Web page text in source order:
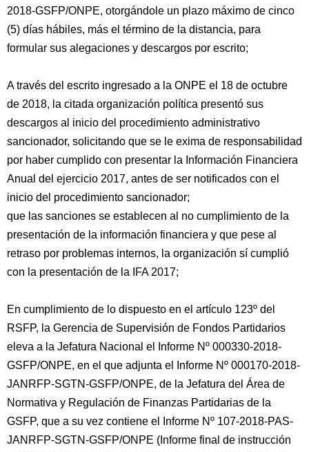
2018-GSFP/ONPE, otorgándole un plazo máximo de cinco
(5) días hábiles, más el término de la distancia, para
formular sus alegaciones y descargos por escrito;
A través del escrito ingresado a la ONPE el 18 de octubre
de 2018, la citada organización política presentó sus
descargos al inicio del procedimiento administrativo
sancionador, solicitando que se le exima de responsabilidad
por haber cumplido con presentar la Información Financiera
Anual del ejercicio 2017, antes de ser notificados con el
inicio del procedimiento sancionador;
que las sanciones se establecen al no cumplimiento de la
presentación de la información financiera y que pese al
retraso por problemas internos, la organización sí cumplió
con la presentación de la IFA 2017;
En cumplimiento de lo dispuesto en el artículo 123º del
RSFP, la Gerencia de Supervisión de Fondos Partidarios
eleva a la Jefatura Nacional el Informe Nº 000330-2018-
GSFP/ONPE, en el que adjunta el Informe Nº 000170-2018-
JANRFP-SGTN-GSFP/ONPE, de la Jefatura del Área de
Normativa y Regulación de Finanzas Partidarias de la
GSFP, que a su vez contiene el Informe Nº 107-2018-PAS-
JANRFP-SGTN-GSFP/ONPE (Informe final de instrucción